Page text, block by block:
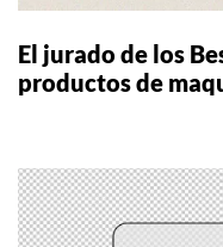
El jurado de los
productos de